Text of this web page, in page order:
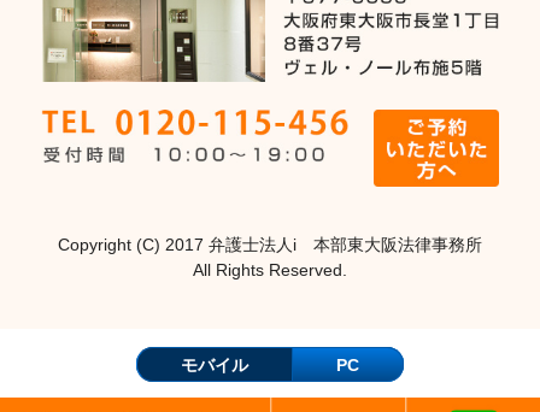
Copyright (C) 2017 弁護士法人i 本部東大阪法律事務所
All Rights Reserved.
モバイル PC